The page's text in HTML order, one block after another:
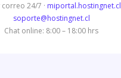
24/7 · miportal.hostingnet.cl
soporte@hostingnet.cl
Chat online: 8:00 – 18:00 hrs